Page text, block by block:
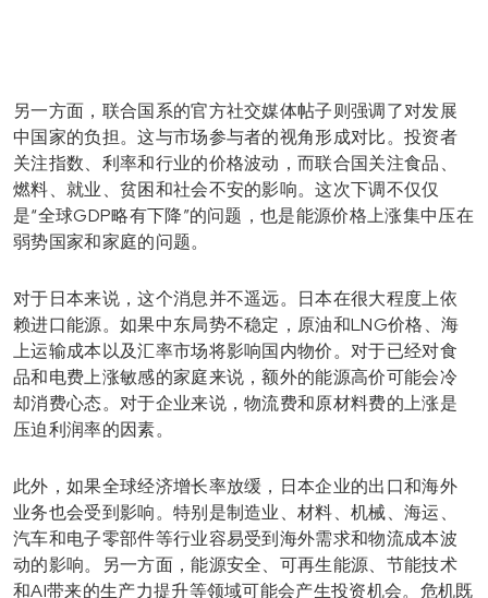
另一方面，联合国系的官方社交媒体帖子则强调了对发展
中国家的负担。这与市场参与者的视角形成对比。投资者
关注指数、利率和行业的价格波动，而联合国关注食品、
燃料、就业、贫困和社会不安的影响。这次下调不仅仅
是“全球GDP略有下降”的问题，也是能源价格上涨集中压在
弱势国家和家庭的问题。
对于日本来说，这个消息并不遥远。日本在很大程度上依
赖进口能源。如果中东局势不稳定，原油和LNG价格、海
上运输成本以及汇率市场将影响国内物价。对于已经对食
品和电费上涨敏感的家庭来说，额外的能源高价可能会冷
却消费心态。对于企业来说，物流费和原材料费的上涨是
压迫利润率的因素。
此外，如果全球经济增长率放缓，日本企业的出口和海外
业务也会受到影响。特别是制造业、材料、机械、海运、
汽车和电子零部件等行业容易受到海外需求和物流成本波
动的影响。另一方面，能源安全、可再生能源、节能技术
和AI带来的生产力提升等领域可能会产生投资机会。危机既